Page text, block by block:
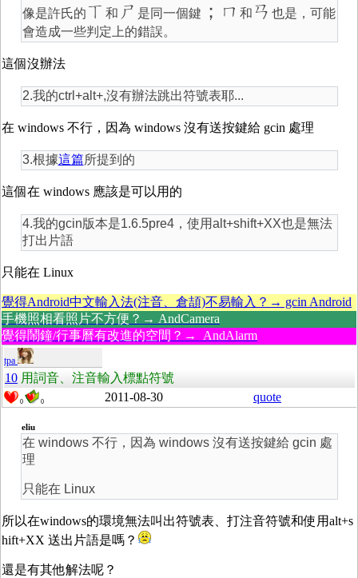
像是許氏的 ㄒ 和 ㄕ 是同一個鍵 ；ㄇ 和 ㄢ 也是，可能
會造成一些判定上的錯誤。
這個沒辦法
2.我的ctrl+alt+,沒有辦法跳出符號表耶...
在 windows 不行，因為 windows 沒有送按鍵給 gcin 處理
3.根據這篇所提到的
這個在 windows 應該是可以用的
4.我的gcin版本是1.6.5pre4，使用alt+shift+XX也是無法
打出片語
只能在 Linux
覺得Android中文輸入法(注音、倉頡)不易輸入？→ gcin Android
手機照相看照片不方便？→ AndCamera
覺得鬧鐘/行事曆有改進的空間？→ AndAlarm
tpa
10 用詞音、注音輸入標點符號
0 0 2011-08-30 quote
eliu
在 windows 不行，因為 windows 沒有送按鍵給 gcin 處
理
只能在 Linux
所以在windows的環境無法叫出符號表、打注音符號和使用alt+s
hift+XX 送出片語是嗎？
還是有其他解法呢？